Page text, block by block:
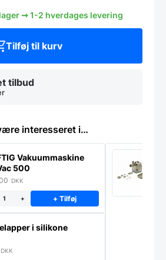
➞ 1-2 hverdages levering
tilbud
Tilføj til kurv
interesseret i…
Vakuummaskine
500
DKK
+ + Tilføj
i silikone
DKK